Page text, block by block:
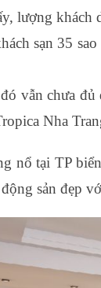
lượng
sạn 3­5
vẫn chưa
Nha
nổ tại TP
sản đẹp